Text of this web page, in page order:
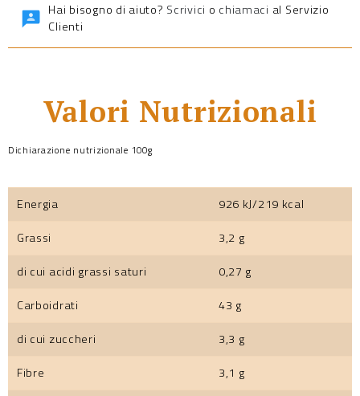
Hai bisogno di aiuto? Scrivici o chiamaci al Servizio
Clienti
Valori Nutrizionali
Dichiarazione nutrizionale 100g
Energia
926 kJ/219 kcal
Grassi
3,2 g
di cui acidi grassi saturi
0,27 g
Carboidrati
43 g
di cui zuccheri
3,3 g
Fibre
3,1 g